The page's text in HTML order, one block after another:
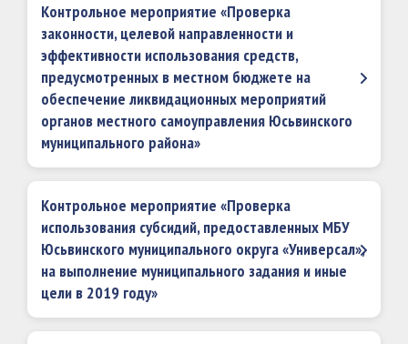
Контрольное мероприятие «Проверка
законности, целевой направленности и
эффективности использования средств,
предусмотренных в местном бюджете на
обеспечение ликвидационных мероприятий
органов местного самоуправления Юсьвинского
муниципального района»
Контрольное мероприятие «Проверка
использования субсидий, предоставленных МБУ
Юсьвинского муниципального округа «Универсал»,
на выполнение муниципального задания и иные
цели в 2019 году»